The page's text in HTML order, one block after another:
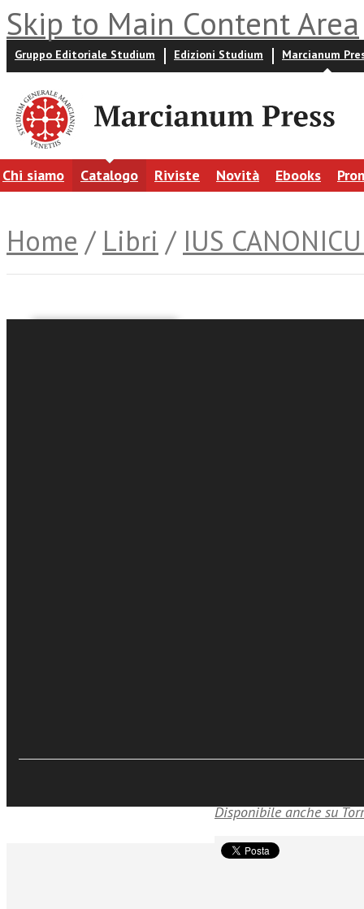
Skip to Main Content Area
Gruppo Editoriale Studium Edizioni Studium Marcianum
Chi siamo Catalogo Riviste Novità Ebooks
Home / Libri / IUS
Disponibile anche su